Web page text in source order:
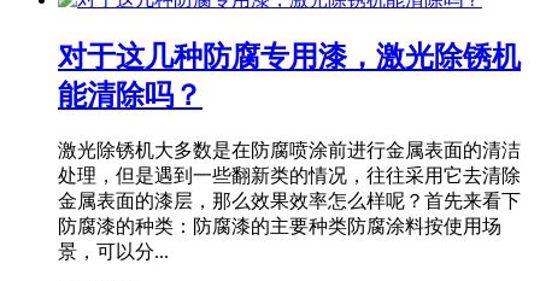
对于这几种防腐专用漆，激光除锈机
能清除吗？
激光除锈机大多数是在防腐喷涂前进行金属表面的清洁
处理，但是遇到一些翻新类的情况，往往采用它去清除
金属表面的漆层，那么效果效率怎么样呢？首先来看下
防腐漆的种类：防腐漆的主要种类防腐涂料按使用场
景，可以分...